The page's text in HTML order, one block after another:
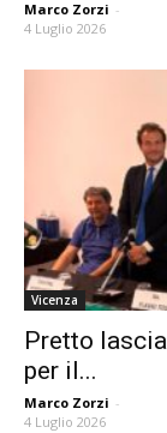
Marco Zorzi -
4 Luglio 2026
Vicenza
Pretto
per il...
Marco Zorzi -
4 Luglio 2026